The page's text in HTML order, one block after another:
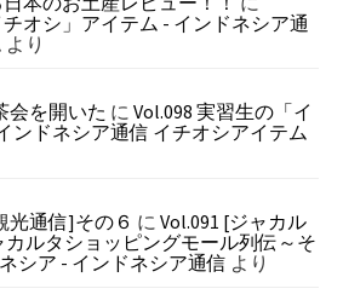
オシ」アイテム - インドネシア通
より
会を開いた に Vol.098 実習生の「イ
ンドネシア通信 イチオシアイテム
光通信]その６ に Vol.091 [ジャカル
ルタショッピングモール列伝～そ
シア - インドネシア通信 より